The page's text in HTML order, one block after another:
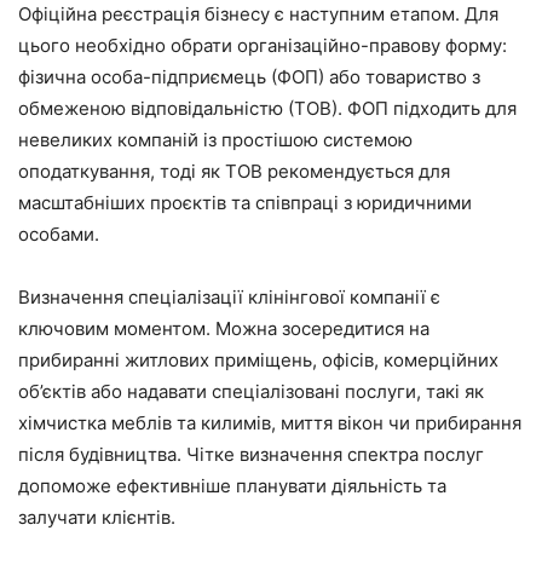
Офіційна реєстрація бізнесу є наступним етапом. Для
цього необхідно обрати організаційно-правову форму:
фізична особа-підприємець (ФОП) або товариство з
обмеженою відповідальністю (ТОВ). ФОП підходить для
невеликих компаній із простішою системою
оподаткування, тоді як ТОВ рекомендується для
масштабніших проєктів та співпраці з юридичними
особами.
Визначення спеціалізації клінінгової компанії є
ключовим моментом. Можна зосередитися на
прибиранні житлових приміщень, офісів, комерційних
об’єктів або надавати спеціалізовані послуги, такі як
хімчистка меблів та килимів, миття вікон чи прибирання
після будівництва. Чітке визначення спектра послуг
допоможе ефективніше планувати діяльність та
залучати клієнтів.​